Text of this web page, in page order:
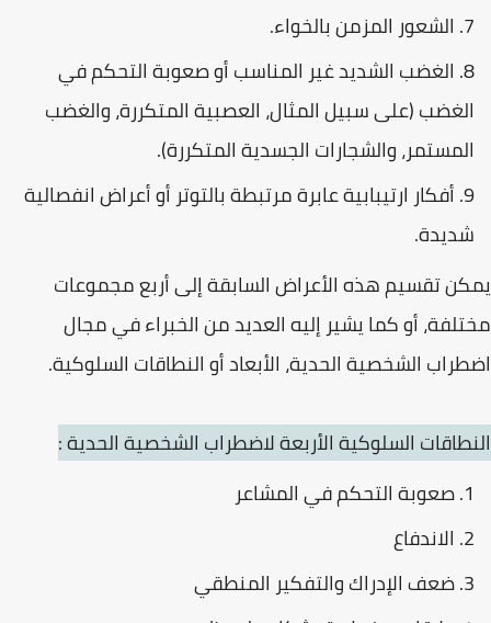
الشعور المزمن بالخواء.
الغضب الشديد غير المناسب أو صعوبة التحكم في
الغضب (على سبيل المثال، العصبية المتكررة، والغضب
المستمر، والشجارات الجسدية المتكررة).
أفكار ارتيبابية عابرة مرتبطة بالتوتر أو أعراض انفصالية
شديدة.
يمكن تقسيم هذه الأعراض السابقة إلى أربع مجموعات
مختلفة، أو كما يشير إليه العديد من الخبراء في مجال
اضطراب الشخصية الحدية، الأبعاد أو النطاقات السلوكية.
النطاقات السلوكية الأربعة لاضطراب الشخصية الحدية :
صعوبة التحكم في المشاعر
الاندفاع
ضعف الإدراك والتفكير المنطقي